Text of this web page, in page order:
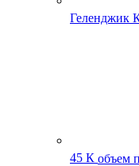
Геленджик
45 К объем